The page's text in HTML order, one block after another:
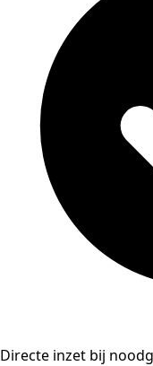
Directe inzet bij